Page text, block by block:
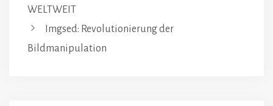
WELTWEIT
Imgsed: Revolutionierung der
Bildmanipulation